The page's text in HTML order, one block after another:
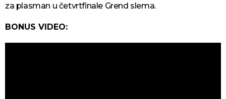
za plasman u četvrtfinale Grend slema.
BONUS VIDEO: